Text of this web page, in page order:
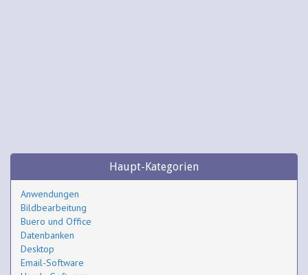
Haupt-Kategorien
Anwendungen
Bildbearbeitung
Buero und Office
Datenbanken
Desktop
Email-Software